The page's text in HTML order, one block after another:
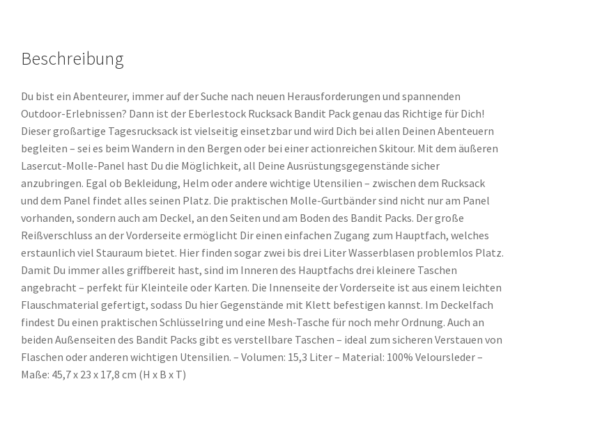
Beschreibung
Du bist ein Abenteurer, immer auf der Suche nach neuen Herausforderungen und spannenden
Outdoor-Erlebnissen? Dann ist der Eberlestock Rucksack Bandit Pack genau das Richtige für Dich!
Dieser großartige Tagesrucksack ist vielseitig einsetzbar und wird Dich bei allen Deinen Abenteuern
begleiten – sei es beim Wandern in den Bergen oder bei einer actionreichen Skitour. Mit dem äußeren
Lasercut-Molle-Panel hast Du die Möglichkeit, all Deine Ausrüstungsgegenstände sicher
anzubringen. Egal ob Bekleidung, Helm oder andere wichtige Utensilien – zwischen dem Rucksack
und dem Panel findet alles seinen Platz. Die praktischen Molle-Gurtbänder sind nicht nur am Panel
vorhanden, sondern auch am Deckel, an den Seiten und am Boden des Bandit Packs. Der große
Reißverschluss an der Vorderseite ermöglicht Dir einen einfachen Zugang zum Hauptfach, welches
erstaunlich viel Stauraum bietet. Hier finden sogar zwei bis drei Liter Wasserblasen problemlos Platz.
Damit Du immer alles griffbereit hast, sind im Inneren des Hauptfachs drei kleinere Taschen
angebracht – perfekt für Kleinteile oder Karten. Die Innenseite der Vorderseite ist aus einem leichten
Flauschmaterial gefertigt, sodass Du hier Gegenstände mit Klett befestigen kannst. Im Deckelfach
findest Du einen praktischen Schlüsselring und eine Mesh-Tasche für noch mehr Ordnung. Auch an
beiden Außenseiten des Bandit Packs gibt es verstellbare Taschen – ideal zum sicheren Verstauen von
Flaschen oder anderen wichtigen Utensilien. – Volumen: 15,3 Liter – Material: 100% Veloursleder –
Maße: 45,7 x 23 x 17,8 cm (H x B x T)